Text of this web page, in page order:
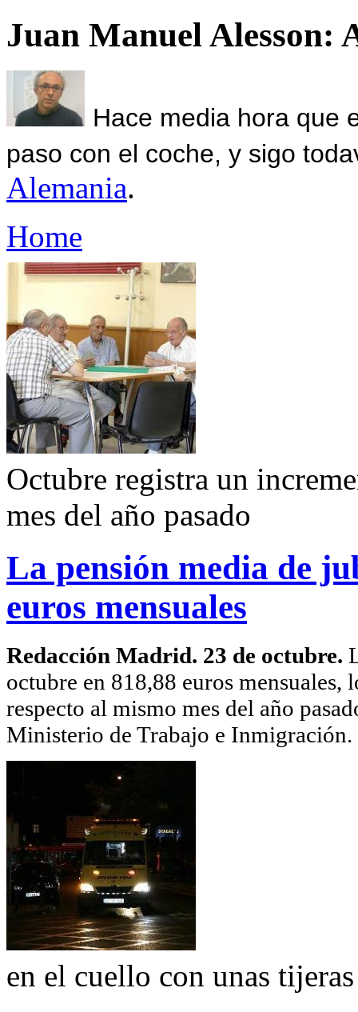
Juan Manuel Alesson:
Hace media hora que
paso con el coche, y sigo
Alemania.
Home
Octubre registra un
mes del año pasado
La pensión media de
euros mensuales
Redacción Madrid. 23 de octubre.
octubre en 818,88 euros
respecto al mismo mes del año
Ministerio de Trabajo e Inmigración.
en el cuello con unas tijeras